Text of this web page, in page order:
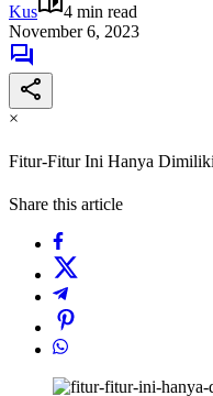
Kus
4 min read
November 6, 2023
×
Fitur-Fitur Ini Hanya
Share this article